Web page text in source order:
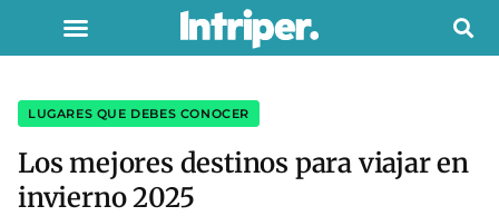
LUGARES QUE DEBES CONOCER
Los mejores destinos para viajar en
invierno 2025